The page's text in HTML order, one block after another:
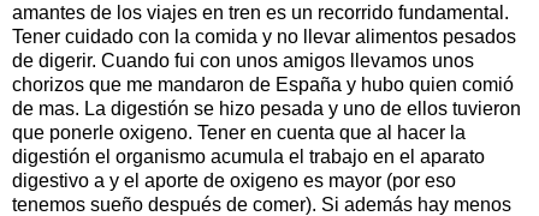
amantes de los viajes en tren es un recorrido fundamental.
Tener cuidado con la comida y no llevar alimentos pesados
de digerir. Cuando fui con unos amigos llevamos unos
chorizos que me mandaron de España y hubo quien comió
de mas. La digestión se hizo pesada y uno de ellos tuvieron
que ponerle oxigeno. Tener en cuenta que al hacer la
digestión el organismo acumula el trabajo en el aparato
digestivo a y el aporte de oxigeno es mayor (por eso
tenemos sueño después de comer). Si además hay menos